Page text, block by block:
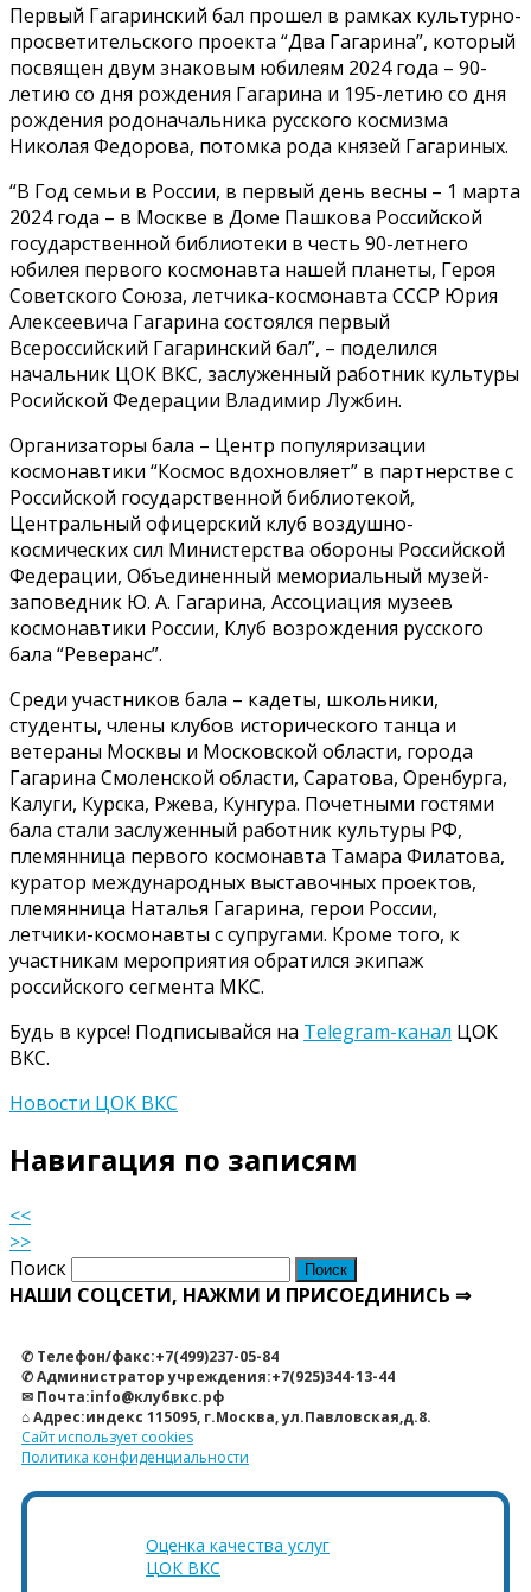
Первый Гагаринский бал прошел в рамках культурно-
просветительского проекта “Два Гагарина”, который
посвящен двум знаковым юбилеям 2024 года – 90-
летию со дня рождения Гагарина и 195-летию со дня
рождения родоначальника русского космизма
Николая Федорова, потомка рода князей Гагариных.
“В Год семьи в России, в первый день весны – 1 марта
2024 года – в Москве в Доме Пашкова Российской
государственной библиотеки в честь 90-летнего
юбилея первого космонавта нашей планеты, Героя
Советского Союза, летчика-космонавта СССР Юрия
Алексеевича Гагарина состоялся первый
Всероссийский Гагаринский бал”, – поделился
начальник ЦОК ВКС, заслуженный работник культуры
Росийской Федерации Владимир Лужбин.
Организаторы бала – Центр популяризации
космонавтики “Космос вдохновляет” в партнерстве с
Российской государственной библиотекой,
Центральный офицерский клуб воздушно-
космических сил Министерства обороны Российской
Федерации, Объединенный мемориальный музей-
заповедник Ю. А. Гагарина, Ассоциация музеев
космонавтики России, Клуб возрождения русского
бала “Реверанс”.
Среди участников бала – кадеты, школьники,
студенты, члены клубов исторического танца и
ветераны Москвы и Московской области, города
Гагарина Смоленской области, Саратова, Оренбурга,
Калуги, Курска, Ржева, Кунгура. Почетными гостями
бала стали заслуженный работник культуры РФ,
племянница первого космонавта Тамара Филатова,
куратор международных выставочных проектов,
племянница Наталья Гагарина, герои России,
летчики-космонавты с супругами. Кроме того, к
участникам мероприятия обратился экипаж
российского сегмента МКС.
Будь в курсе! Подписывайся на Telegram-канал ЦОК
ВКС.
Новости ЦОК ВКС
Навигация по записям
<<
>>
Поиск
НАШИ СОЦСЕТИ, НАЖМИ И ПРИСОЕДИНИСЬ ⇒
✆ Телефон/факс:+7(499)237-05-84
✆ Администратор учреждения:+7(925)344-13-44
✉ Почта:info@клубвкс.рф
⌂ Адрес:индекс 115095, г.Москва, ул.Павловская,д.8.
Сайт использует cookies
Политика конфиденциальности
Оценка качества услуг
ЦОК ВКС